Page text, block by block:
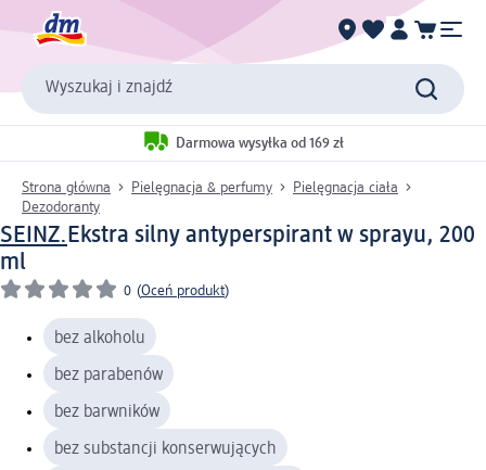
Wyszukaj i znajdź
Darmowa wysyłka od 169 zł
Strona główna Pielęgnacja & perfumy
Pielęgnacja ciała
Dezodoranty
SEINZ.Ekstra silny antyperspirant w sprayu, 200
ml
0 (Oceń produkt)
bez alkoholu
bez parabenów
bez barwników
bez substancji konserwujących